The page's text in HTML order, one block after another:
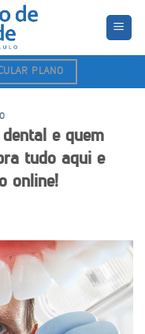
PLANO
e quem
tudo aqui e
online!